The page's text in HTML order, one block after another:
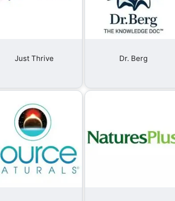
Just Thrive Dr. Berg